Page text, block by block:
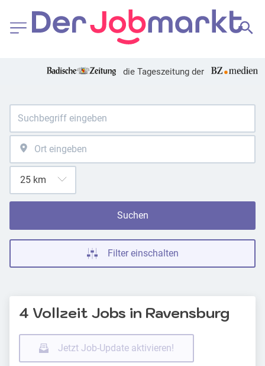
die Tageszeitung der
Suchen
Filter einschalten
4 Vollzeit Jobs in Ravensburg
Jetzt Job-Update aktivieren!